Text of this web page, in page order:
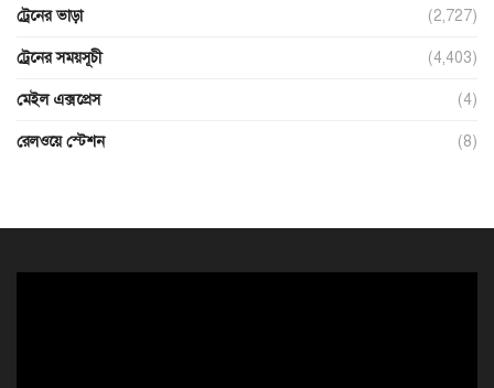
ট্রেনের ভাড়া (2,727)
ট্রেনের সময়সূচী (4,403)
মেইল এক্সপ্রেস (4)
রেলওয়ে স্টেশন (8)